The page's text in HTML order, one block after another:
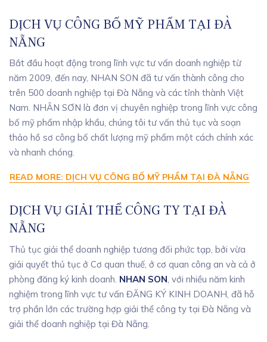
DỊCH VỤ CÔNG BỐ MỸ PHẨM TẠI ĐÀ
NẴNG
Bắt đầu hoạt động trong lĩnh vực tư vấn doanh nghiệp từ
năm 2009, đến nay, NHAN SON đã tư vấn thành công cho
trên 500 doanh nghiệp tại Đà Nẵng và các tỉnh thành Việt
Nam. NHÂN SƠN là đơn vị chuyên nghiệp trong lĩnh vực công
bố mỹ phẩm nhập khẩu, chúng tôi tư vấn thủ tục và soạn
thảo hồ sơ công bố chất lượng mỹ phẩm một cách chính xác
và nhanh chóng.
READ MORE: DỊCH VỤ CÔNG BỐ MỸ PHẨM TẠI ĐÀ NẴNG
DỊCH VỤ GIẢI THỂ CÔNG TY TẠI ĐÀ
NẴNG
Thủ tục giải thể doanh nghiệp tương đối phức tạp, bởi vừa
giải quyết thủ tục ở Cơ quan thuế, ở cơ quan công an và cả ở
phòng đăng ký kinh doanh. NHAN SON , với nhiều năm kinh
nghiệm trong lĩnh vực tư vấn ĐĂNG KÝ KINH DOANH, đã hỗ
trợ phần lớn các trường hợp giải thể công ty tại Đà Nẵng và
giải thể doanh nghiệp tại Đà Nẵng.